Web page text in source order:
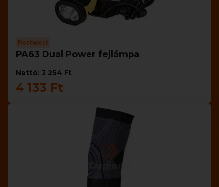
Portwest
PA63 Dual Power fejlámpa
Nettó: 3 254 Ft
4 133 Ft